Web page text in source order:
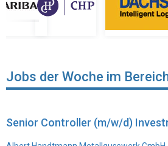
Jobs der Woche im
Senior Controller (m/w/d)